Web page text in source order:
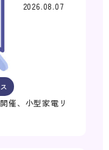
2026.08.07
催、小型家電リ